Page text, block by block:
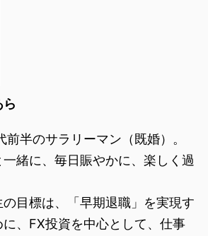
半のサラリーマン（既婚）。
緒に、毎日賑やかに、楽しく過
目標は、「早期退職」を実現す
、FX投資を中心として、仕事